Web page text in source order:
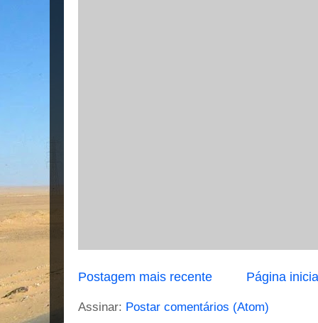
Postagem mais recente Página
Assinar: Postar comentários (Atom)